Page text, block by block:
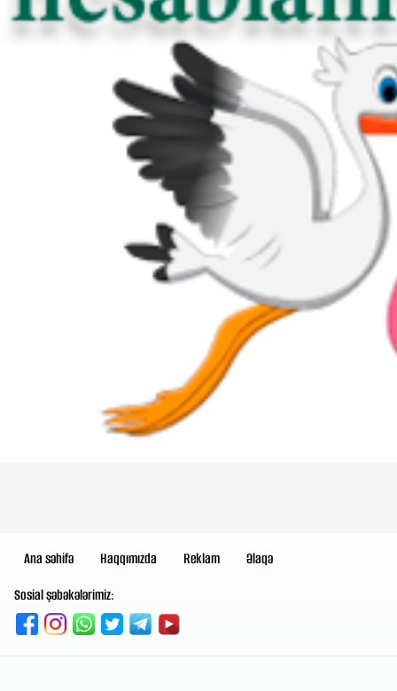
Ana səhifə Haqqımızda Reklam
Əlaqə
Sosial şəbəkələrimiz: